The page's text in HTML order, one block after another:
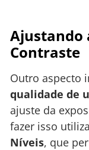
Ajustando
Contraste
Outro aspecto
qualidade de
ajuste da
fazer isso
Níveis, que